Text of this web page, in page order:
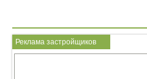
Реклама застройщиков